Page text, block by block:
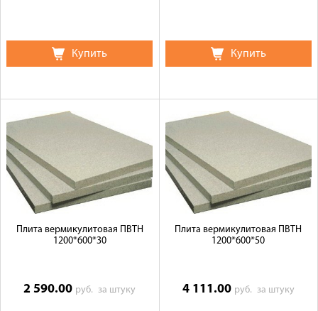
Купить Купить
Плита вермикулитовая ПВТН
1200*600*30
2 590.00 руб.за штуку
Плита вермикулитовая ПВТН
1200*600*50
4 111.00 руб. за штуку